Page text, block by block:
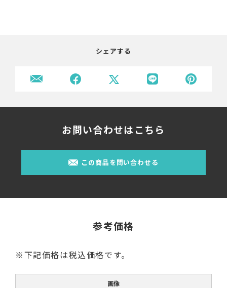
シェアする
お問い合わせはこちら
この商品を問い合わせる
参考価格
※下記価格は税込価格です。
画像